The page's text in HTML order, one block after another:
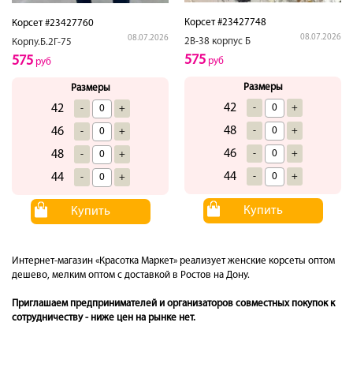
Корсет #23427760
Корпу.Б.2Г-75
08.07.2026
575 руб
Размеры
42 - +
46 - +
48 - +
44 - +
Купить
Корсет #23427748
2В-38 корпус Б
08.07.2026
575 руб
Размеры
42 - +
48 - +
46 - +
44 - +
Купить
Интернет-магазин «Красотка Маркет» реализует женские корсеты оптом
дешево, мелким оптом с доставкой в Ростов на Дону.
Приглашаем предпринимателей и организаторов совместных покупок к
сотрудничеству - ниже цен на рынке нет.